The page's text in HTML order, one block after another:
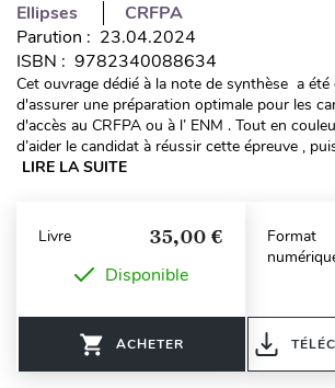
Ellipses
CRFPA
Parution : 23.04.2024
ISBN : 9782340088634
Cet ouvrage dédié à la note de synthèse a été
d'assurer une préparation optimale pour les
d'accès au CRFPA ou à l’ ENM . Tout en
d’aider le candidat à réussir cette épreuve ,
LIRE LA SUITE
Livre 35,00 €
Disponible
ACHETER
Format